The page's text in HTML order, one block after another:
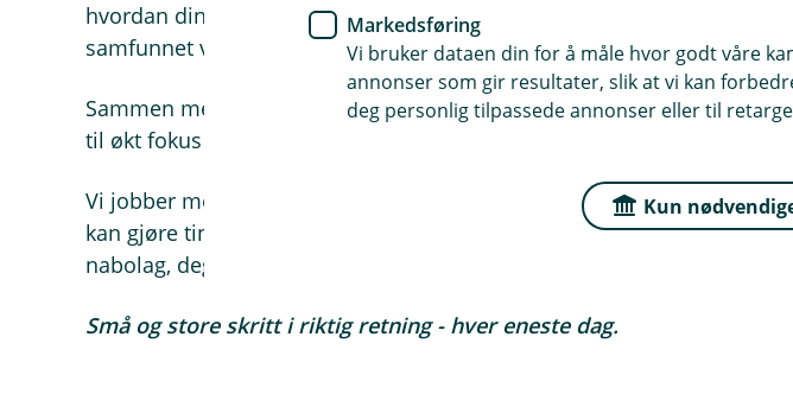
hvordan dine og mine prosjekter, boligkjøp, reiser og forbruk kan
samfunnet vårt - og verden rundt oss. Og vi blir stadig bedre.
Sammen med deg, andre mennesker og bedrifter i lokalsamfunnet, vil
til økt fokus på bærekraft der vi kan.
Vi jobber med å bli enda bedre rådgivere for deg, og for å finne gode
kan gjøre ting smartere og bedre på - sammen. For økt bærekraft for
nabolag, deg og meg.
Små og store skritt i riktig retning - hver eneste dag.
Markedsføring
Vi bruker dataen din for å måle hvor godt våre
annonser som gir resultater, slik at vi kan
deg personlig tilpassede annonser eller til
Kun